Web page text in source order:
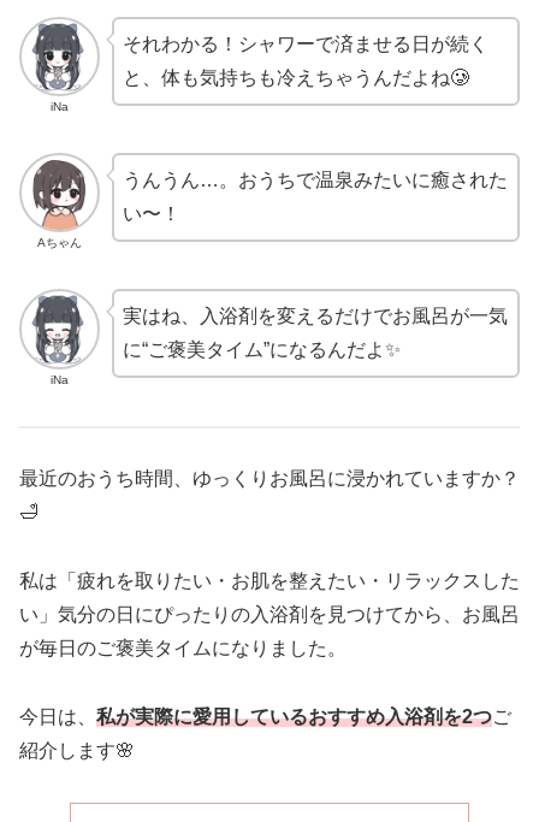
iNa
それわかる！シャワーで済ませる日が続く
と、体も気持ちも冷えちゃうんだよね🥲
Aちゃん
うんうん…。おうちで温泉みたいに癒された
い〜！
iNa
実はね、入浴剤を変えるだけでお風呂が一気
に“ご褒美タイム”になるんだよ✨
最近のおうち時間、ゆっくりお風呂に浸かれていますか？
🛁
私は「疲れを取りたい・お肌を整えたい・リラックスした
い」気分の日にぴったりの入浴剤を見つけてから、お風呂
が毎日のご褒美タイムになりました。
今日は、 私が実際に愛用しているおすすめ入浴剤を2つご
紹介します🌸